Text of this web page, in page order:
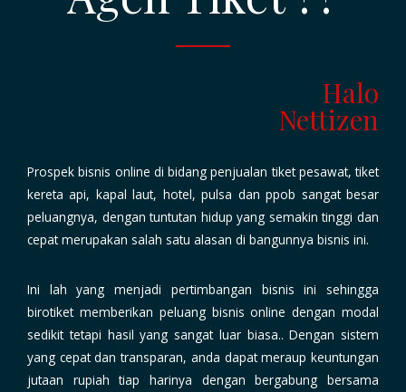
Halo
Nettizen
Prospek bisnis online di bidang penjualantiket pesawat, tiket
kereta api, kapal laut, hotel, pulsa dan ppob sangat besar
peluangnya, dengan tuntutan hidup yang semakin tinggi dan
cepat merupakan salah satu alasan di bangunnya bisnis ini.
Ini lah yang menjadi pertimbangan bisnis ini sehingga
birotiket memberikan peluang bisnis online dengan modal
sedikittetapi hasil yang sangat luar biasa.. Dengan sistem
yang cepat dan transparan, anda dapat meraup keuntungan
jutaan rupiah tiap harinya dengan bergabung bersama